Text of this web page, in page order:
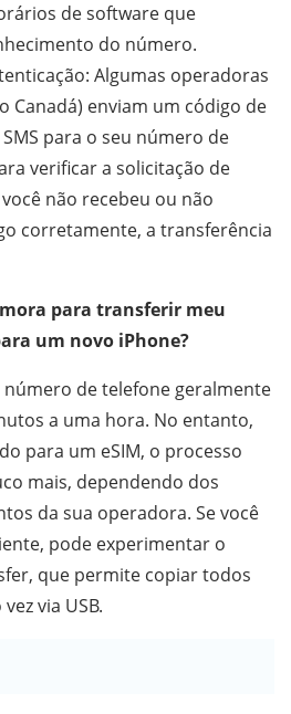
de software que
do número.
Algumas operadoras
Canadá) enviam um código de
para o seu número de
verificar a solicitação de
não recebeu ou não
corretamente, a transferência
para transferir meu
um novo iPhone?
de telefone geralmente
a uma hora. No entanto,
para um eSIM, o processo
mais, dependendo dos
da sua operadora. Se você
pode experimentar o
que permite copiar todos
via USB.